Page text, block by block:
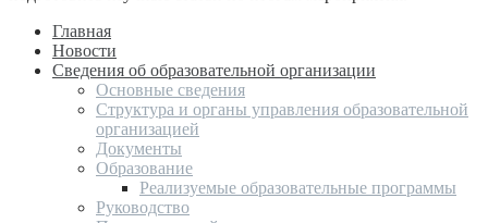
Главная
Новости
Сведения об образовательной организации
Основные сведения
Структура и органы управления образовательной
организацией
Документы
Образование
Реализуемые образовательные программы
Руководство